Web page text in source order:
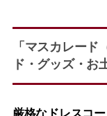
「マスカレー
ド・グッズ・お